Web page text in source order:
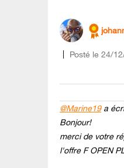
Posté le ‎24/
@Marine19a
Bonjour!
merci de votre
l'offre F OPEN